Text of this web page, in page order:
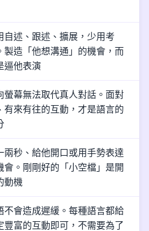
自述、跟述、擴展，少用考
製造「他想溝通」的機會，而
逼他表演
螢幕無法取代真人對話。面對
有來有往的互動，才是語言的
兩秒、給他開口或用手勢表達
會。剛剛好的「小空檔」是開
動機
不會造成遲緩。每種語言都給
豐富的互動即可，不需要為了